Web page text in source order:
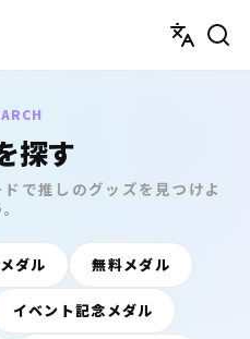
探す
で推しのグッズを見つけよ
ダル 無料メダル
イベント記念メダル